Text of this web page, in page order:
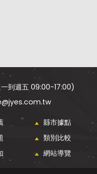
到週五 09:00-17:00)
縣市據點
類別比較
網站導覽